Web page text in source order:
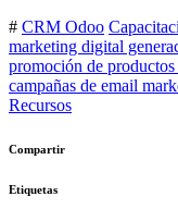
# CRM Odoo
marketing digital
promoción de
campañas de email
Recursos
Compartir
Etiquetas